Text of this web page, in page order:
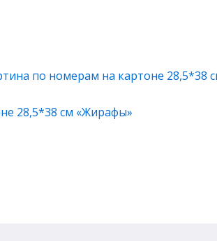
28,5*38 см «Жирафы»